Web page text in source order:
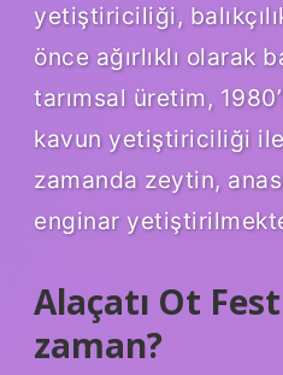
yetiştiriciliği,
önce ağırlıklı olarak
tarımsal üretim,
kavun yetiştiriciliği
zamanda zeytin,
enginar
Alaçatı Ot
zaman?